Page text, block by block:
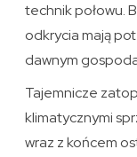
technik połowu.
odkrycia mają
dawnym
Tajemnicze
klimatycznymi
wraz z końcem